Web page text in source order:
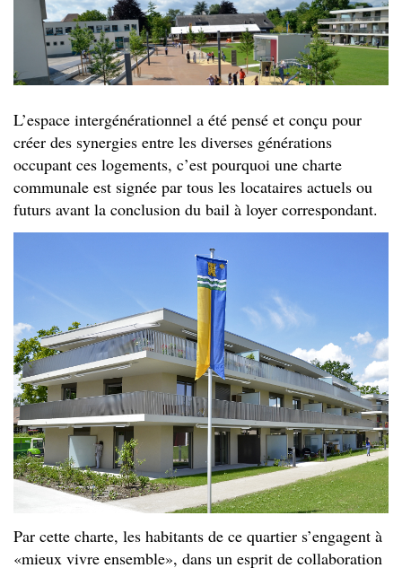
L’espace intergénérationnel a été pensé et conçu pour
créer des synergies entre les diverses générations
occupant ces logements, c’est pourquoi une charte
communale est signée par tous les locataires actuels ou
futurs avant la conclusion du bail à loyer correspondant.
Par cette charte, les habitants de ce quartier s’engagent à
«mieux vivre ensemble», dans un esprit de collaboration